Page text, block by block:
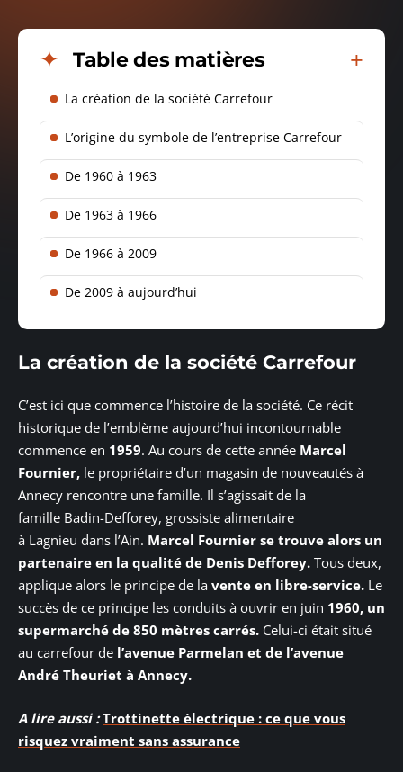
Table des matières
La création de la société Carrefour
L’origine du symbole de l’entreprise Carrefour
De 1960 à 1963
De 1963 à 1966
De 1966 à 2009
De 2009 à aujourd’hui
La création de la société Carrefour
C’est ici que commence l’histoire de la société. Ce récit
historique de l’emblème aujourd’hui incontournable
commence en 1959. Au cours de cette année Marcel
Fournier, le propriétaire d’un magasin de nouveautés à
Annecy rencontre une famille. Il s’agissait de la
famille Badin-Defforey, grossiste alimentaire
à Lagnieu dans l’Ain. Marcel Fournier se trouve alors un
partenaire en la qualité de Denis Defforey. Tous deux,
applique alors le principe de la vente en libre-service. Le
succès de ce principe les conduits à ouvrir en juin 1960, un
supermarché de 850 mètres carrés. Celui-ci était situé
au carrefour de l’avenue Parmelan et de l’avenue
André Theuriet à Annecy.
A lire aussi : Trottinette électrique : ce que vous
risquez vraiment sans assurance